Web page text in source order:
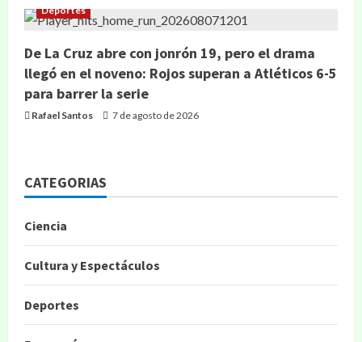
Deportes
De La Cruz abre con jonrón 19, pero el drama
llegó en el noveno: Rojos superan a Atléticos 6-5
para barrer la serie
Rafael Santos 7 de agosto de 2026
CATEGORIAS
Ciencia
Cultura y Espectáculos
Deportes